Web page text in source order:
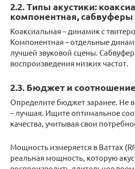
2.2. Типы акустики:
компонентная, сабвуферы
Коаксиальная – динамик с
Компонентная – отдельные
лучшей звуковой сцены.
воспроизведения низких частот.
2.3. Бюджет и
Определите бюджет заранее. Не
– лучшая. Ищите оптимальное
качества, учитывая свои
Мощность измеряется в Ваттах
реальная мощность, которую